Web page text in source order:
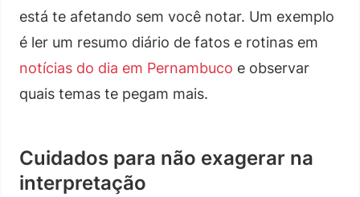
está te afetando sem você notar. Um exemplo
é ler um resumo diário de fatos e rotinas em
notícias do dia em Pernambuco e observar
quais temas te pegam mais.
Cuidados para não exagerar na
interpretação